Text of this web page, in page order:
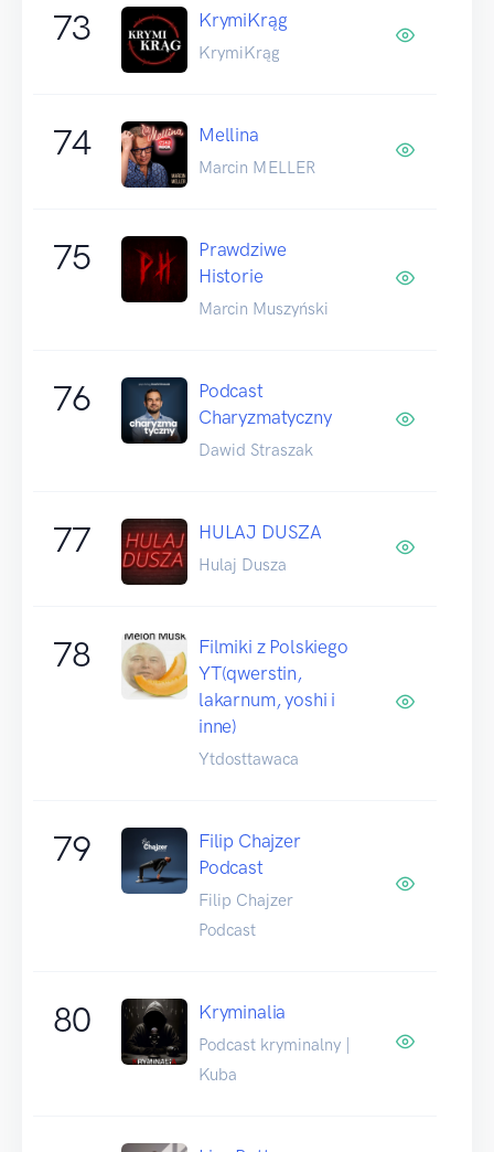
73 KrymiKrąg
KrymiKrąg
74 Mellina
Marcin MELLER
75
Prawdziwe
Historie
Marcin Muszyński
76
Podcast
Charyzmatyczny
Dawid Straszak
77 HULAJ DUSZA
Hulaj Dusza
78
Filmiki z Polskiego
YT(qwerstin,
lakarnum, yoshi i
inne)
Ytdosttawaca
79
Filip Chajzer
Podcast
Filip Chajzer
Podcast
80 Kryminalia
Podcast kryminalny |
Kuba